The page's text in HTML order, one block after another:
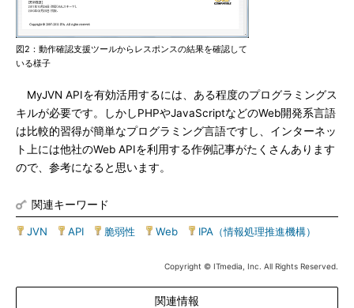
図2：動作確認支援ツールからレスポンスの結果を確認して
いる様子
MyJVN APIを有効活用するには、ある程度のプログラミングス
キルが必要です。しかしPHPやJavaScriptなどのWeb開発系言語
は比較的習得が簡単なプログラミング言語ですし、インターネッ
ト上には他社のWeb APIを利用する作例記事がたくさんあります
ので、参考になると思います。
関連キーワード
JVN API 脆弱性 Web IPA（情報処理推進機構）
Copyright © ITmedia, Inc. All Rights Reserved.
関連情報